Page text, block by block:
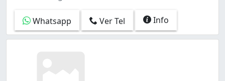
Whatsapp Ver Tel Info